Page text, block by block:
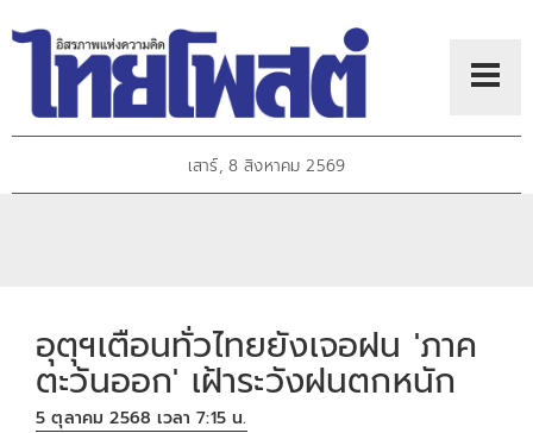
เสาร์, 8 สิงหาคม 2569
อุตุฯเตือนทั่วไทยยังเจอฝน 'ภาค
ตะวันออก' เฝ้าระวังฝนตกหนัก
5 ตุลาคม 2568 เวลา 7:15 น.